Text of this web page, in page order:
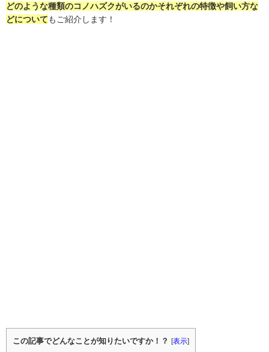
どのような種類のコノハズクがいるのかそれぞれの特徴や飼い方な
どについてもご紹介します！
この記事でどんなことが知りたいですか！？ [表示]